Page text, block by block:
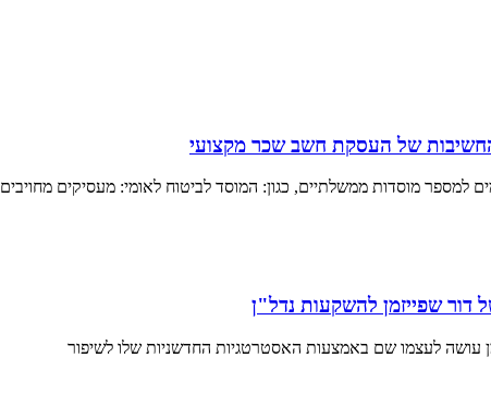
החשיבות של העסקת חשב שכר מקצועי
למספר מוסדות ממשלתיים, כגון: המוסד לביטוח לאומי: מעסיקים מחויבים
דור שפייזמן להשקעות נדל"ן
עושה לעצמו שם באמצעות האסטרטגיות החדשניות שלו לשיפור